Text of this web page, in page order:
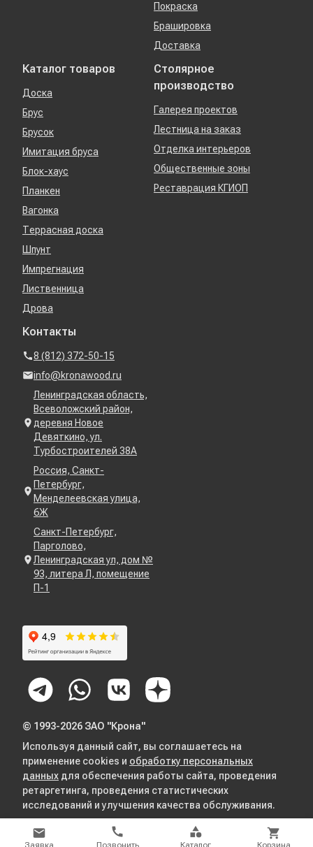
Заявка Позвонить Каталог Корзина
Покраска
Брашировка
Доставка
Каталог товаров
Доска
Брус
Брусок
Имитация бруса
Блок-хаус
Планкен
Вагонка
Террасная доска
Шпунт
Импрегнация
Лиственница
Дрова
Столярное
производство
Галерея проектов
Лестница на заказ
Отделка интерьеров
Общественные зоны
Реставрация КГИОП
Контакты
8 (812) 372-50-15
info@kronawood.ru
Ленинградская область,
Всеволожский район,
деревня Новое
Девяткино, ул.
Турбостроителей 38А
Россия, Санкт-
Петербург,
Менделеевская улица,
6Ж
Санкт-Петербург,
Парголово,
Ленинградская ул, дом №
93, литера Л, помещение
П-1
© 1993-2026 ЗАО "Крона"
Используя данный сайт, вы соглашаетесь на
применение cookies и обработку персональных
данных для обеспечения работы сайта, проведения
ретаргетинга, проведения статистических
исследований и улучшения качества обслуживания.